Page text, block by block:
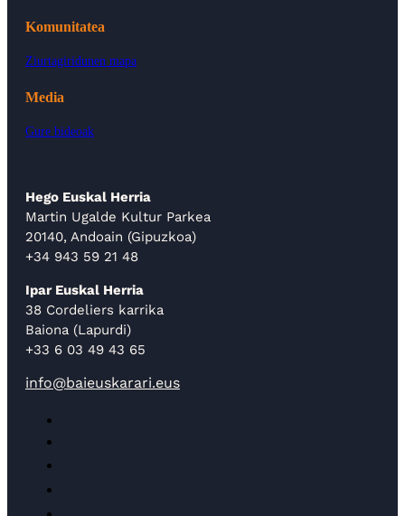
Komunitatea
Ziurtagiridunen mapa
Media
Gure bideoak
Hego Euskal Herria
Martin Ugalde Kultur Parkea
20140, Andoain (Gipuzkoa)
+34 943 59 21 48
Ipar Euskal Herria
38 Cordeliers karrika
Baiona (Lapurdi)
+33 6 03 49 43 65
info@baieuskarari.eus